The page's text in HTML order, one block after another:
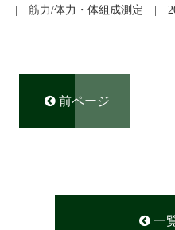
|筋力/体力・体組成測定 |
前ページ
一